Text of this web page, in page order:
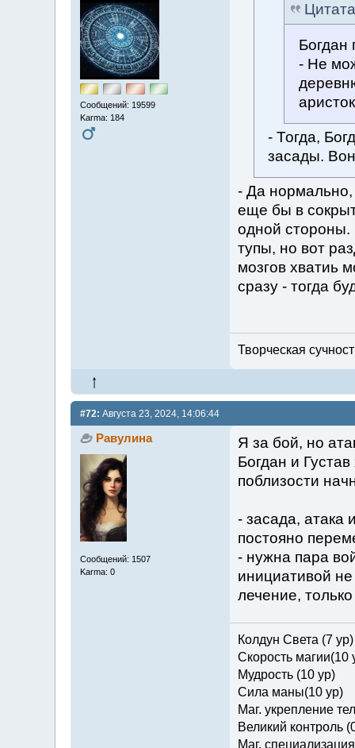
Сообщений: 19599
Karma: 184
Богдан
- Не
- Тогда,
засады.
- Да
еще бы в
одной стороны.
тупы, но вот
мозгов хватиь
сразу - тогда
Творческая
#72: Августа 23, 2024, 14:06:44
Равулина
Сообщений: 1507
Karma: 0
Я за бой, но
Богдан и
поблизости
- засада, атака
постояно
- нужна пара
инициативой
лечение,
Колдун Света (7
Скорость магии(10
Мудрость (10 ур)
Сила маны(10 ур)
Маг. укрепление
Великий контроль
Маг.